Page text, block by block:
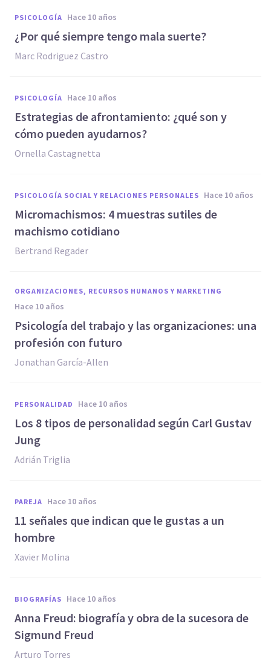
PSICOLOGÍA hace 10 años
¿Por qué siempre tengo mala suerte?
Marc Rodriguez Castro
PSICOLOGÍA hace 10 años
Estrategias de afrontamiento: ¿qué son y
cómo pueden ayudarnos?
Ornella Castagnetta
PSICOLOGÍA SOCIAL Y RELACIONES PERSONALES hace 10 años
Micromachismos: 4 muestras sutiles de
machismo cotidiano
Bertrand Regader
ORGANIZACIONES, RECURSOS HUMANOS Y MARKETING
hace 10 años
​Psicología del trabajo y las organizaciones: una
profesión con futuro
Jonathan García-Allen
PERSONALIDAD hace 10 años
​Los 8 tipos de personalidad según Carl Gustav
Jung
Adrián Triglia
PAREJA hace 10 años
11 señales que indican que le gustas a un
hombre
Xavier Molina
BIOGRAFÍAS hace 10 años
​Anna Freud: biografía y obra de la sucesora de
Sigmund Freud
Arturo Torres